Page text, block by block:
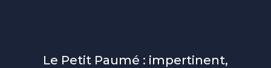
Le Petit Paumé : impertinent,